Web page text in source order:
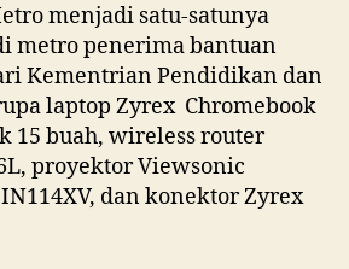
Di
Kota
Metro
menjadi satu-satunya
metro penerima bantuan
Kementrian Pendidikan dan
laptop Zyrex Chromebook
15 buah, wireless router
proyektor Viewsonic
dan konektor Zyrex